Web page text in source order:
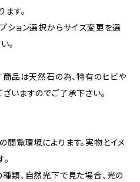
す。
ション選択からサイズ変更を選
。
商品は天然石の為、特有のヒビや
いますのでご了承下さい。
覧環境によります。実物とイメ
類、自然光下で見た場合、光の